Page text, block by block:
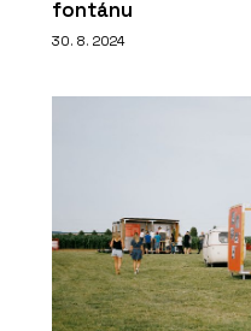
fontánu
30. 8. 2024